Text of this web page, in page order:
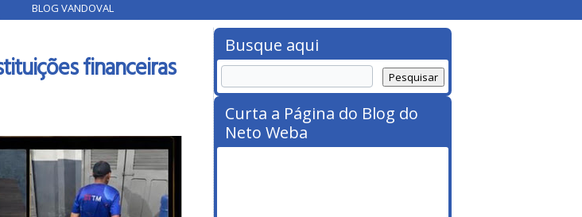
BLOG VANDOVAL
financeiras
Busque aqui
Curta a Página do Blog do
Neto Weba